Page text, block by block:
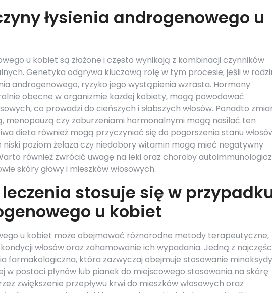
łysienia androgenowego u
u kobiet są złożone i często wynikają z kombinacji czynników
Genetyka odgrywa kluczową rolę w tym procesie; jeśli w
androgenowego, ryzyko jego wystąpienia wzrasta. Hormony
obecne w organizmie każdej kobiety, mogą powodować
co prowadzi do cieńszych i słabszych włosów. Ponadto
menopauzą czy zaburzeniami hormonalnymi mogą nasilać ten
dieta również mogą przyczyniać się do pogorszenia stanu
niski poziom żelaza czy niedobory witamin mogą mieć negatywny
również zwrócić uwagę na leki oraz choroby
skóry głowy i mieszków włosowych.
stosuje się w
u kobiet
u kobiet może obejmować różnorodne metody terapeutyczne,
włosów oraz zahamowanie ich wypadania. Jedną z
farmakologiczna, która zazwyczaj obejmuje stosowanie
w postaci płynów lub pianek do miejscowego stosowania na skórę
zwiększenie przepływu krwi do mieszków włosowych oraz